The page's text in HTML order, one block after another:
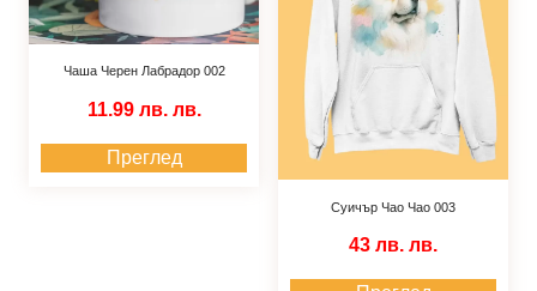
Чаша Черен Лабрадор 002
11.99 лв. лв.
Преглед
Суичър Чао Чао 003
43 лв. лв.